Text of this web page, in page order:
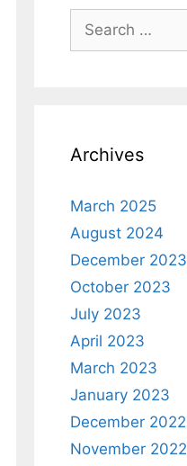
Search
for:
Archives
March 2025
August 2024
December 2023
October 2023
July 2023
April 2023
March 2023
January 2023
December 2022
November 2022